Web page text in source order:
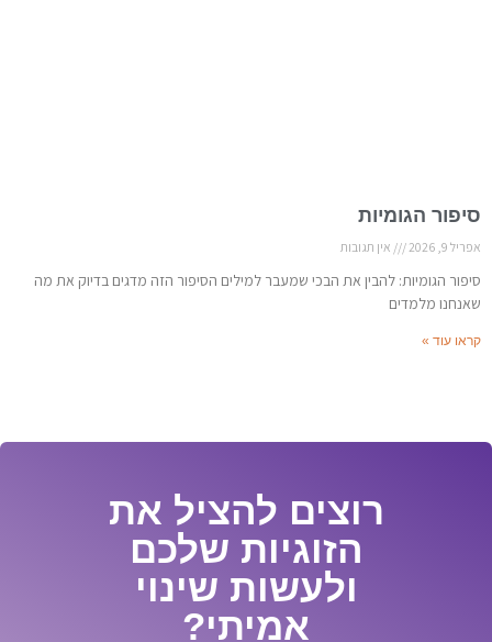
סיפור הגומיות
אפריל 9, 2026 אין תגובות
סיפור הגומיות: להבין את הבכי שמעבר למילים הסיפור הזה מדגים בדיוק את מה
שאנחנו מלמדים
קראו עוד »
רוצים להציל את
הזוגיות שלכם
ולעשות שינוי
אמיתי?